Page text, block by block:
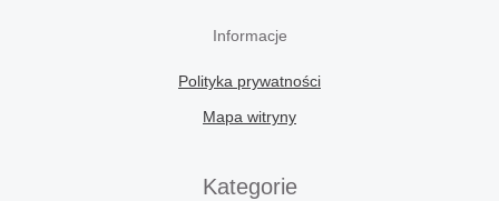
Informacje
Polityka prywatności
Mapa witryny
Kategorie